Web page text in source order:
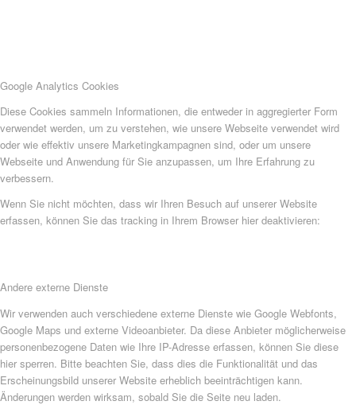
Google Analytics Cookies
Diese Cookies sammeln Informationen, die entweder in aggregierter Form
verwendet werden, um zu verstehen, wie unsere Webseite verwendet wird
oder wie effektiv unsere Marketingkampagnen sind, oder um unsere
Webseite und Anwendung für Sie anzupassen, um Ihre Erfahrung zu
verbessern.
Wenn Sie nicht möchten, dass wir Ihren Besuch auf unserer Website
erfassen, können Sie das tracking in Ihrem Browser hier deaktivieren:
Andere externe Dienste
Wir verwenden auch verschiedene externe Dienste wie Google Webfonts,
Google Maps und externe Videoanbieter. Da diese Anbieter möglicherweise
personenbezogene Daten wie Ihre IP-Adresse erfassen, können Sie diese
hier sperren. Bitte beachten Sie, dass dies die Funktionalität und das
Erscheinungsbild unserer Website erheblich beeinträchtigen kann.
Änderungen werden wirksam, sobald Sie die Seite neu laden.